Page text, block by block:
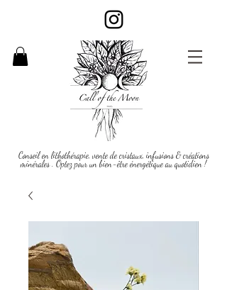
Conseil en lithothérapie, vente de cristaux, infusions & créations
minérales . Optez pour un bien-être énergétique au quotidien !